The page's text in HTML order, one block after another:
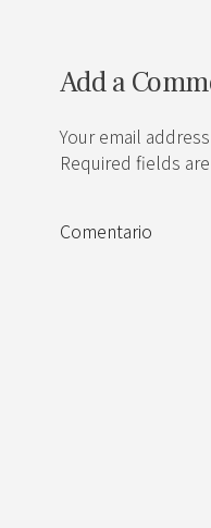
Add a
Your email
Required fields
Comentario